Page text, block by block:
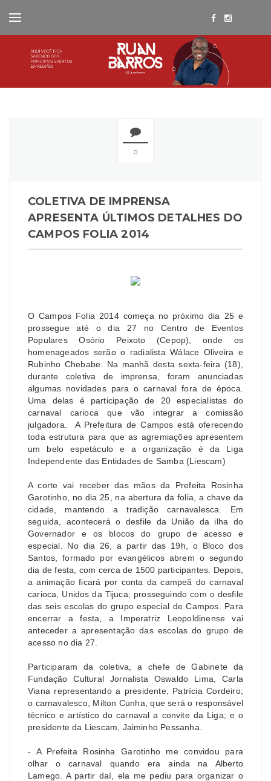
0
COLETIVA DE IMPRENSA
APRESENTA ÚLTIMOS DETALHES DO
CAMPOS FOLIA 2014
O Campos Folia 2014 começa no próximo dia 25 e
prossegue até o dia 27 no Centro de Eventos
Populares Osório Peixoto (Cepop), onde os
homenageados serão o radialista Wálace Oliveira e
Rubinho Chebabe. Na manhã desta sexta-feira (18),
durante coletiva de imprensa, foram anunciadas
algumas novidades para o carnaval fora de época.
Uma delas é participação de 20 especialistas do
carnaval carioca que vão integrar a comissão
julgadora. A Prefeitura de Campos está oferecendo
toda estrutura para que as agremiações apresentem
um belo espetáculo e a organização é da Liga
Independente das Entidades de Samba (Liescam)
A corte vai receber das mãos da Prefeita Rosinha
Garotinho, no dia 25, na abertura da folia, a chave da
cidade, mantendo a tradição carnavalesca. Em
seguida, acontecerá o desfile da União da ilha do
Governador e os blocos do grupo de acesso e
especial. No dia 26, a partir das 19h, o Bloco dos
Santos, formado por evangélicos abrem o segundo
dia de festa, com cerca de 1500 participantes. Depois,
a animação ficará por conta da campeã do carnaval
carioca, Unidos da Tijuca, prosseguindo com o desfile
das seis escolas do grupo especial de Campos. Para
encerrar a festa, a Imperatriz Leopoldinense vai
anteceder a apresentação das escolas do grupo de
acesso no dia 27.
Participaram da coletiva, a chefe de Gabinete da
Fundação Cultural Jornalista Oswaldo Lima, Carla
Viana representando a presidente, Patrícia Cordeiro;
o carnavalesco, Milton Cunha, que será o responsável
técnico e artístico do carnaval a convite da Liga; e o
presidente da Liescam, Jaiminho Pessanha.
- A Prefeita Rosinha Garotinho me convidou para
olhar o carnaval quando era ainda na Alberto
Lamego. A partir daí, ela me pediu para organizar o